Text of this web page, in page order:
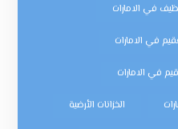
في الامارات
في الامارات
في الامارات
الخزانات الأرضية